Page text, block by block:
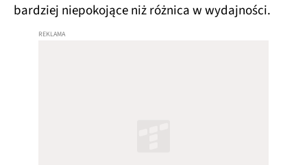
bardziej niepokojące niż różnica w wydajności.